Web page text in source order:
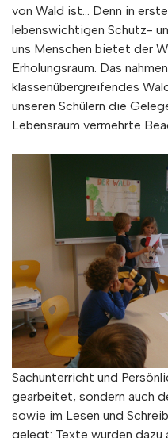
von Wald ist… Denn in
lebenswichtigen Schutz-
uns Menschen bietet der
Erholungsraum. Das
klassenübergreifendes
unseren Schülern die
Lebensraum vermehrte
Sachunterricht und
gearbeitet, sondern auch
sowie im Lesen und
gelegt: Texte wurden dazu